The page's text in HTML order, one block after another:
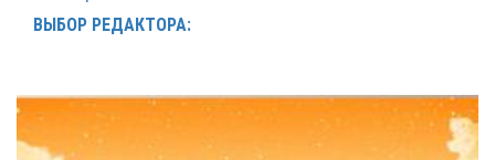
ВЫБОР РЕДАКТОРА: